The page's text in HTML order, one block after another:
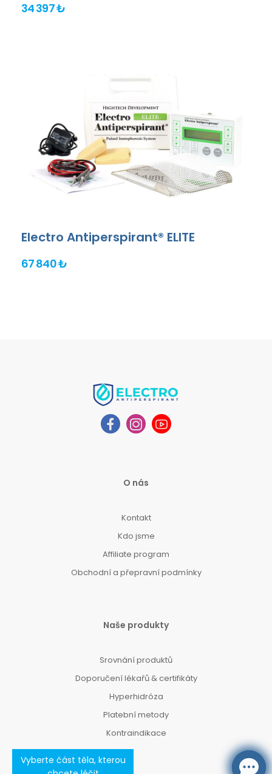
Vyberte část těla, kterou
34 397 ₺
Electro Antiperspirant® ELITE
67 840 ₺
O nás
Kontakt
Kdo jsme
Affiliate program
Obchodní a přepravní podmínky
Naše produkty
Srovnání produktů
Doporučení lékařů & certifikáty
Hyperhidróza
Platební metody
Kontraindikace